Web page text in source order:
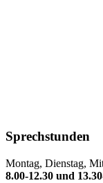
Sprechstunden
Montag, Dienstag,
8.00-12.30 und